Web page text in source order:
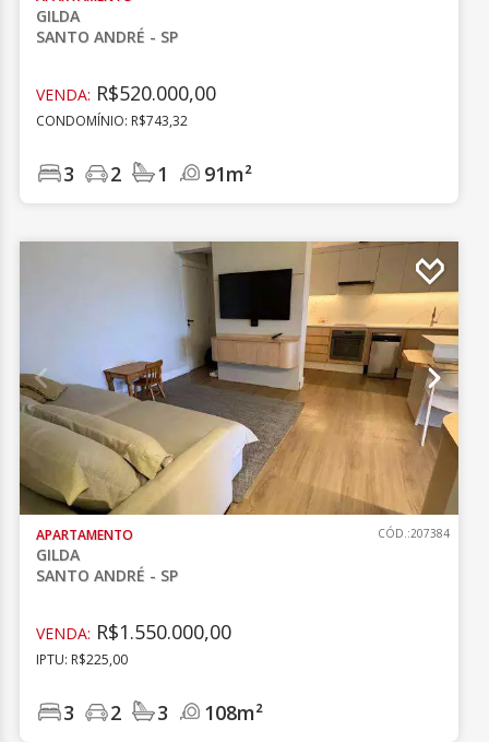
GILDA
SANTO ANDRÉ - SP
VENDA: R$520.000,00
CONDOMÍNIO: R$743,32
3 2 1 91m²
APARTAMENTO
GILDA
SANTO ANDRÉ - SP
CÓD.:207384
VENDA: R$1.550.000,00
IPTU: R$225,00
3 2 3 108m²